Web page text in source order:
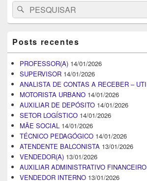
Search
for:
Pesquisar
Posts recentes
PROFESSOR(A) 14/01/2026
SUPERVISOR 14/01/2026
ANALISTA DE CONTAS A RECEBER – UTI
MOTORISTA URBANO 14/01/2026
AUXILIAR DE DEPÓSITO 14/01/2026
SETOR LOGÍSTICO 14/01/2026
MÃE SOCIAL 14/01/2026
TÉCNICO PEDAGÓGICO 14/01/2026
ATENDENTE BALCONISTA 13/01/2026
VENDEDOR(A) 13/01/2026
AUXILIAR ADMINISTRATIVO FINANCEIRO
VENDEDOR INTERNO 13/01/2026